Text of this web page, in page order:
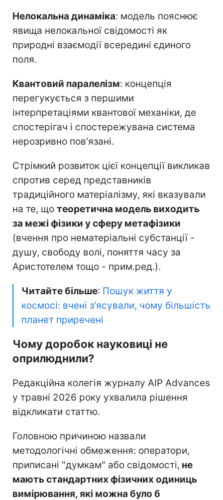
Нелокальна динаміка: модель пояснює
явища нелокальної свідомості як
природні взаємодії всередині єдиного
поля.
Квантовий паралелізм: концепція
перегукується з першими
інтерпретаціями квантової механіки, де
спостерігач і спостережувана система
нерозривно пов'язані.
Стрімкий розвиток цієї концепції викликав
спротив серед представників
традиційного матеріалізму, які вказували
на те, що теоретична модель виходить
за межі фізики у сферу метафізики
(вчення про нематеріальні субстанції -
душу, свободу волі, поняття часу за
Аристотелем тощо - прим.ред.).
Читайте більше: Пошук життя у
космосі: вчені з'ясували, чому більшість
планет приречені
Чому доробок науковиці не
оприлюднили?
Редакційна колегія журналу AIP Advances
у травні 2026 року ухвалила рішення
відкликати статтю.
Головною причиною назвали
методологічні обмеження: оператори,
приписані "думкам" або свідомості, не
мають стандартних фізичних одиниць
вимірювання, які можна було б